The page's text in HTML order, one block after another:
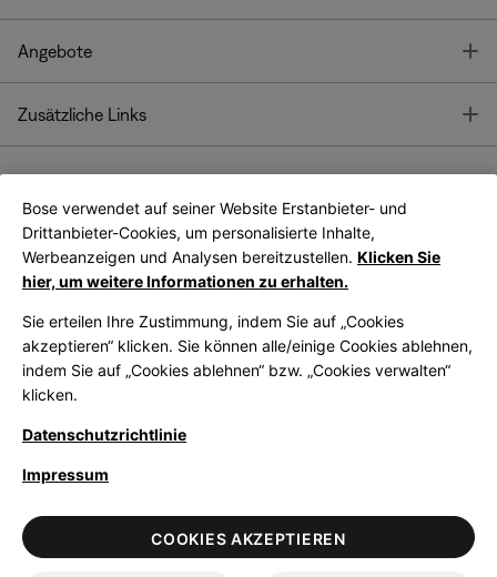
Angebote
Zusätzliche Links
Bose App
Bose Connect
App
LegalDatenschutzrichtlinieZugänglichkeitHinweis zu Cookies
VerkaufsbedingungenNutzungsbedingungen
Bose verwendet auf seiner Website Erstanbieter- und
Drittanbieter-Cookies, um personalisierte Inhalte,
Werbeanzeigen und Analysen bereitzustellen. Klicken Sie
hier, um weitere Informationen zu erhalten.
Sie erteilen Ihre Zustimmung, indem Sie auf „Cookies
akzeptieren“ klicken. Sie können alle/einige Cookies ablehnen,
indem Sie auf „Cookies ablehnen“ bzw. „Cookies verwalten“
klicken.
Datenschutzrichtlinie
Impressum
COOKIES AKZEPTIEREN